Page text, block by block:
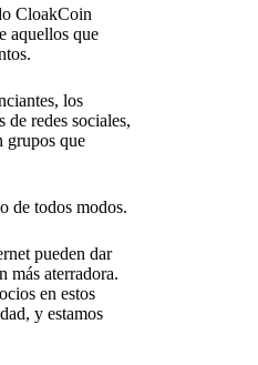
CloakCoin
aquellos que
los
de redes sociales,
grupos que
de todos modos.
pueden dar
más aterradora.
en estos
y estamos